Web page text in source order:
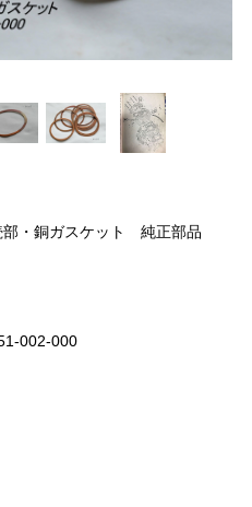
・銅ガスケット 純正部品
002-000